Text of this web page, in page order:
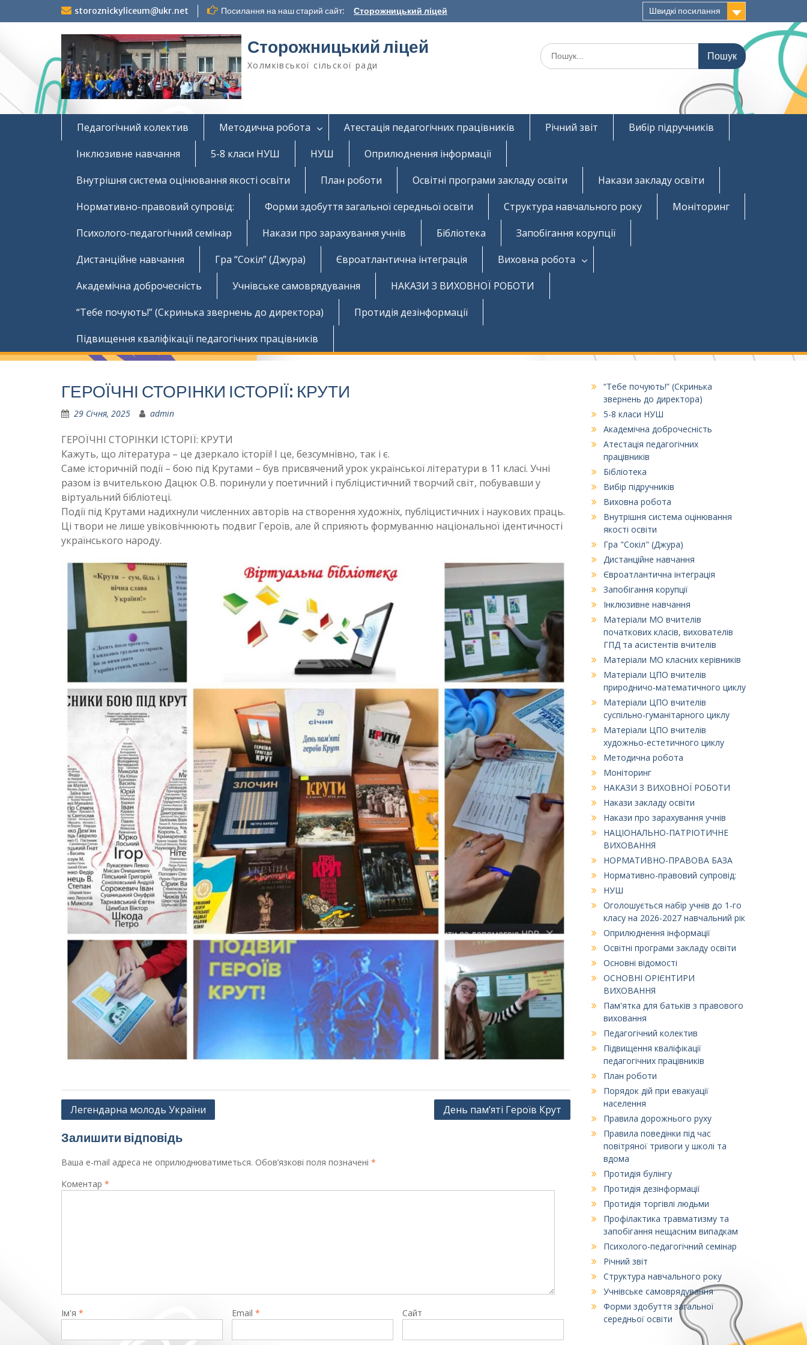
storoznickyliceum@ukr.net Посилання на наш старий сайт: Сторожницький ліцей Швидкі посилання
Сторожницький ліцей
Холмківської сільскої ради
Шукати:
Педагогічний колектив Методична робота Атестація педагогічних працівників Річний звіт
Вибір підручників
Інклюзивне навчання
5-8 класи НУШ НУШ
Оприлюднення інформації
Внутрішня система оцінювання якості освіти
План роботи Освітні програми закладу освіти
Накази закладу освіти
Нормативно-правовий супровід:
Форми здобуття загальної середньої освіти Структура навчального року
Моніторинг
Психолого-педагогічний семінар
Накази про зарахування учнів Бібліотека
Запобігання корупції
Дистанційне навчання
Гра “Сокіл” (Джура) Євроатлантична інтеграція
Виховна робота
Академічна доброчесність
Учнівське самоврядування
НАКАЗИ З ВИХОВНОЇ РОБОТИ
“Тебе почують!” (Скринька звернень до директора)
Протидія дезінформації
Підвищення кваліфікації педагогічних працівників
ГЕРОЇЧНІ СТОРІНКИ ІСТОРІЇ: КРУТИ
29 Січня, 2025 admin
ГЕРОЇЧНІ СТОРІНКИ ІСТОРІЇ: КРУТИ
Кажуть, що література – це дзеркало історії! І це, безсумнівно, так і є.
Саме історичній події – бою під Крутами – був присвячений урок української літератури в 11 класі. Учні
разом із вчителькою Дацюк О.В. поринули у поетичний і публіцистичний творчий світ, побувавши у
віртуальний бібліотеці.
Події під Крутами надихнули численних авторів на створення художніх, публіцистичних і наукових праць.
Ці твори не лише увіковічнюють подвиг Героїв, але й сприяють формуванню національної ідентичності
українського народу.
Навігація
Легендарна молодь України День пам’яті Героїв Крут
Залишити відповідь
Ваша e-mail адреса не оприлюднюватиметься. Обов’язкові поля позначені *
Коментар *
Ім'я * Email * Сайт
“Тебе почують!” (Скринька
звернень до директора)
5-8 класи НУШ
Академічна доброчесність
Атестація педагогічних
працівників
Бібліотека
Вибір підручників
Виховна робота
Внутрішня система оцінювання
якості освіти
Гра "Сокіл" (Джура)
Дистанційне навчання
Євроатлантична інтеграція
Запобігання корупції
Інклюзивне навчання
Матеріали МО вчителів
початкових класів, вихователів
ГПД та асистентів вчителів
Матеріали МО класних керівників
Матеріали ЦПО вчителів
природничо-математичного циклу
Матеріали ЦПО вчителів
суспільно-гуманітарного циклу
Матеріали ЦПО вчителів
художньо-естетичного циклу
Методична робота
Моніторинг
НАКАЗИ З ВИХОВНОЇ РОБОТИ
Накази закладу освіти
Накази про зарахування учнів
НАЦІОНАЛЬНО-ПАТРІОТИЧНЕ
ВИХОВАННЯ
НОРМАТИВНО-ПРАВОВА БАЗА
Нормативно-правовий супровід:
НУШ
Оголошується набір учнів до 1-го
класу на 2026-2027 навчальний рік
Оприлюднення інформації
Освітні програми закладу освіти
Основні відомості
ОСНОВНІ ОРІЄНТИРИ
ВИХОВАННЯ
Пам'ятка для батьків з правового
виховання
Педагогічний колектив
Підвищення кваліфікації
педагогічних працівників
План роботи
Порядок дій при евакуації
населення
Правила дорожнього руху
Правила поведінки під час
повітряної тривоги у школі та
вдома
Протидія булінгу
Протидія дезінформації
Протидія торгівлі людьми
Профілактика травматизму та
запобігання нещасним випадкам
Психолого-педагогічний семінар
Річний звіт
Структура навчального року
Учнівське самоврядування
Форми здобуття загальної
середньої освіти